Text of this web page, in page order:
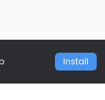
Install